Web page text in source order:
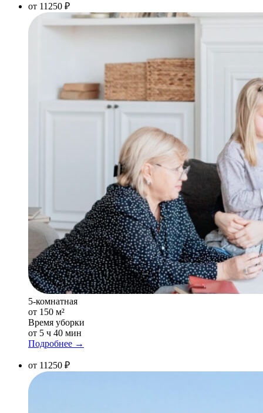
от 11250 ₽
5-комнатная
от 150 м²
Время уборки
от 5 ч 40 мин
Подробнее →
от 11250 ₽